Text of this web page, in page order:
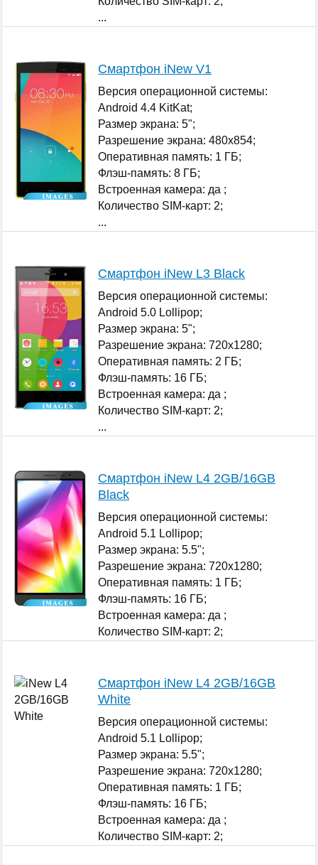
...
Смартфон iNew V1
Версия операционной системы:
Android 4.4 KitKat;
Размер экрана: 5";
Разрешение экрана: 480x854;
Оперативная память: 1 ГБ;
Флэш-память: 8 ГБ;
Встроенная камера: да ;
Количество SIM-карт: 2;
...
Смартфон iNew L3 Black
Версия операционной системы:
Android 5.0 Lollipop;
Размер экрана: 5";
Разрешение экрана: 720x1280;
Оперативная память: 2 ГБ;
Флэш-память: 16 ГБ;
Встроенная камера: да ;
Количество SIM-карт: 2;
...
Смартфон iNew L4 2GB/16GB
Black
Версия операционной системы:
Android 5.1 Lollipop;
Размер экрана: 5.5";
Разрешение экрана: 720x1280;
Оперативная память: 1 ГБ;
Флэш-память: 16 ГБ;
Встроенная камера: да ;
Количество SIM-карт: 2;
Смартфон iNew L4 2GB/16GB
White
Версия операционной системы:
Android 5.1 Lollipop;
Размер экрана: 5.5";
Разрешение экрана: 720x1280;
Оперативная память: 1 ГБ;
Флэш-память: 16 ГБ;
Встроенная камера: да ;
Количество SIM-карт: 2;